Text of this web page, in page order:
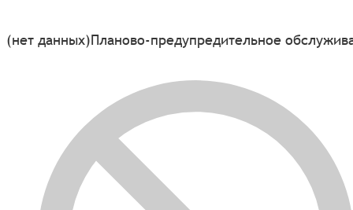
(нет данных)Планово-предупредительное